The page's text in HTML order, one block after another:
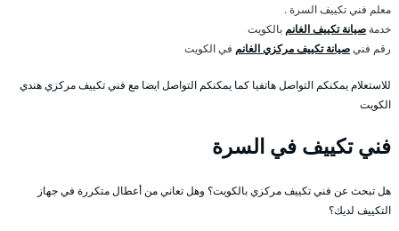
معلم فني تكييف السرة .
خدمة صيانة تكييف الغانم بالكويت
رقم فنيصيانة تكييف مركزي الغانم في الكويت
للاستعلام يمكنكم التواصل هاتفيا كما يمكنكم التواصل ايضا مع فني تكييف مركزي هندي
الكويت
فني تكييف في السرة
هل تبحث عن فني تكييف مركزي بالكويت؟ وهل تعاني من أعطال متكررة في جهاز
التكييف لديك؟